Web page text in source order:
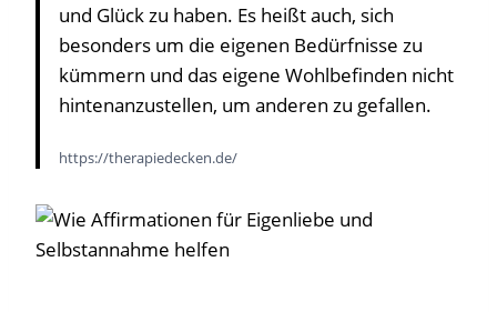
und Glück zu haben. Es heißt auch, sich
besonders um die eigenen Bedürfnisse zu
kümmern und das eigene Wohlbefinden nicht
hintenanzustellen, um anderen zu gefallen.
https://therapiedecken.de/